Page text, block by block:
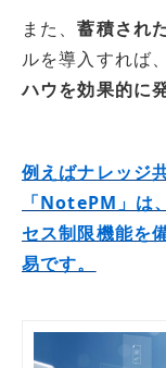
また、蓄積され
ルを導入すれば
ハウを効果的に
例えばナレッジ
「NotePM」は
セス制限機能を
易です。